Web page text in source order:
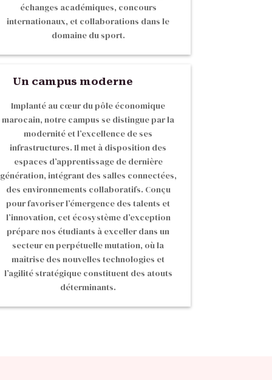
échanges académiques, concours
internationaux, et collaborations dans le
domaine du sport.
Un campus moderne
Implanté au cœur du pôle économique
marocain, notre campus se distingue par la
modernité et l’excellence de ses
infrastructures. Il met à disposition des
espaces d’apprentissage de dernière
génération, intégrant des salles connectées,
des environnements collaboratifs. Conçu
pour favoriser l’émergence des talents et
l’innovation, cet écosystème d’exception
prépare nos étudiants à exceller dans un
secteur en perpétuelle mutation, où la
maîtrise des nouvelles technologies et
l’agilité stratégique constituent des atouts
déterminants.